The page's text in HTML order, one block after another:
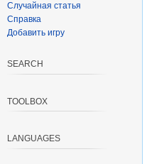
Случайная статья
Справка
Добавить игру
SEARCH
TOOLBOX
LANGUAGES